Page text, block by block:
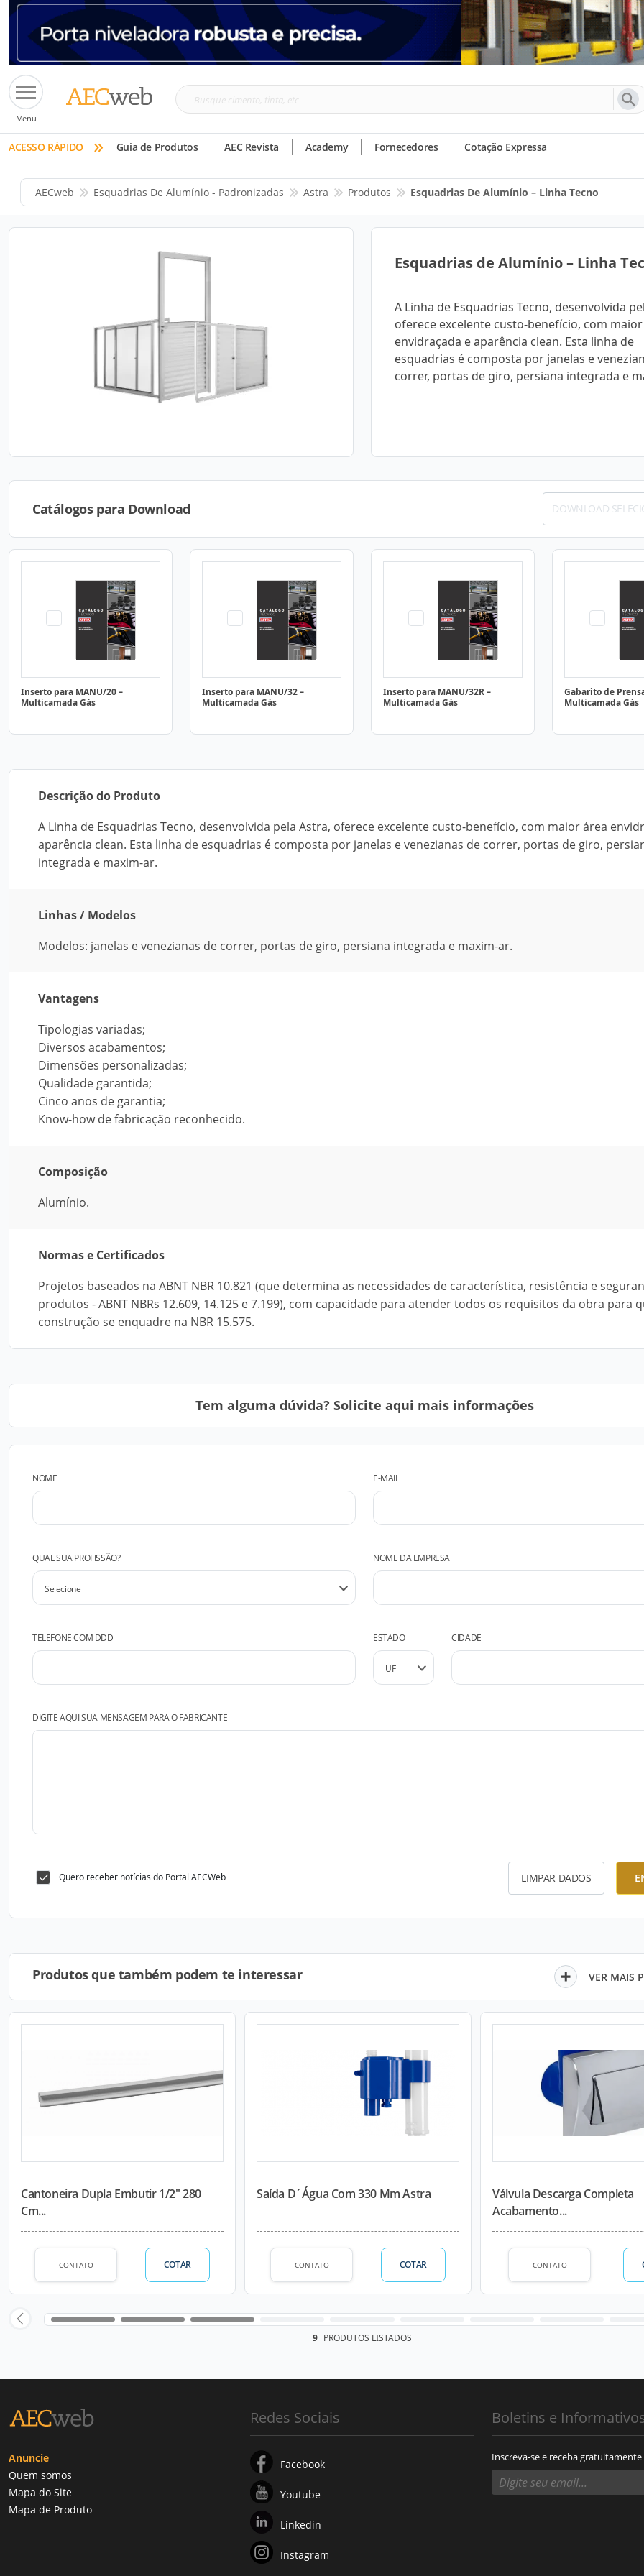
Menu
Busque
tinta,
etc
ACESSO RÁPIDO » Guia de Produtos AEC Revista Academy Fornecedores Cotação Expressa
AECweb Esquadrias De Alumínio - Padronizadas Astra Produtos Esquadrias De Alumínio – Linha Tecno
Esquadrias de Alumínio – Linha
A Linha de Esquadrias Tecno, desenvolvida
oferece excelente custo-benefício, com
envidraçada e aparência clean. Esta linha de
esquadrias é composta por janelas e
correr, portas de giro, persiana integrada e
Catálogos para Download DOWNLOAD
Inserto para MANU/20 –
Multicamada Gás
Inserto para MANU/32 –
Multicamada Gás
Inserto para MANU/32R –
Multicamada Gás
Gabarito de
Multicamada Gás
Descrição do Produto
A Linha de Esquadrias Tecno, desenvolvida pela Astra, oferece excelente custo-benefício, com maior área
aparência clean. Esta linha de esquadrias é composta por janelas e venezianas de correr, portas de giro,
integrada e maxim-ar.
Linhas / Modelos
Modelos: janelas e venezianas de correr, portas de giro, persiana integrada e maxim-ar.
Vantagens
Tipologias variadas;
Diversos acabamentos;
Dimensões personalizadas;
Qualidade garantida;
Cinco anos de garantia;
Know-how de fabricação reconhecido.
Composição
Alumínio.
Normas e Certificados
Projetos baseados na ABNT NBR 10.821 (que determina as necessidades de característica, resistência e
produtos - ABNT NBRs 12.609, 14.125 e 7.199), com capacidade para atender todos os requisitos da obra para
construção se enquadre na NBR 15.575.
Tem alguma dúvida? Solicite aqui mais informações
NOME E-MAIL
QUAL SUA PROFISSÃO? NOME DA EMPRESA
TELEFONE COM DDD ESTADO CIDADE
DIGITE AQUI SUA MENSAGEM PARA O FABRICANTE
Quero receber notícias do Portal AECWeb LIMPAR DADOS
Produtos que também podem te interessar VER MAIS
Cantoneira Dupla Embutir 1/2" 280
Cm...
CONTATO COTAR
Saída D´Água Com 330 Mm Astra
CONTATO COTAR
Válvula Descarga Completa
Acabamento...
CONTATO
9 PRODUTOS LISTADOS
Anuncie
Quem somos
Mapa do Site
Mapa de Produto
Redes Sociais
Facebook
Youtube
Linkedin
Instagram
Boletins e
Inscreva-se e receba gratuitamente